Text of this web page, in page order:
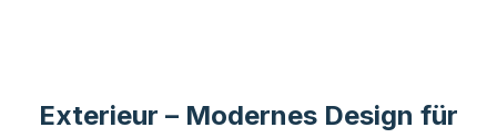
Exterieur – Modernes Design für